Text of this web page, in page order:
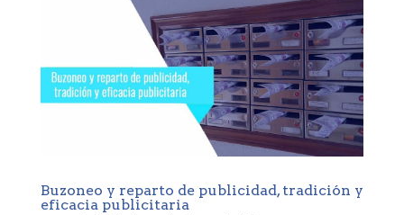
Buzoneo y reparto de publicidad, tradición y
eficacia publicitaria